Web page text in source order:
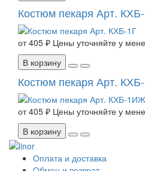
Костюм пекаря Арт.
от 405 ₽ Цены уточняйте у
В корзину
Костюм пекаря Арт.
от 405 ₽ Цены уточняйте у
В корзину
Оплата и доставка